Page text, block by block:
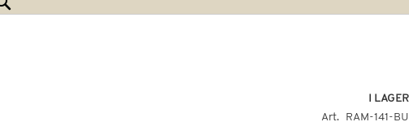
I LAGER
Art
RAM-141-BU